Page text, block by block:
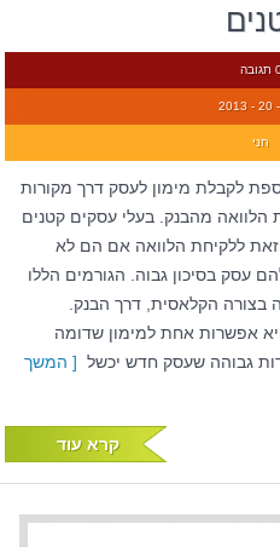
חני
לקבלת מימון לעסק דרך מקורות
מהבנק. בעלי עסקים קטנים
ללקיחת הלוואה אם הם לא
עסק בסיכון גבוה. הגורמים הללו
בצורה הקלאסית, דרך הבנק.
אפשרות אחת למימון שדומה
גבוהה שעסק חדש יכשל [ המשך
קרא עוד